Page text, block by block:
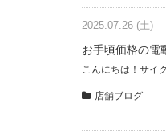
2025.07.26 (土)
お手頃価格の電
こんにちは！サイ
店舗ブログ